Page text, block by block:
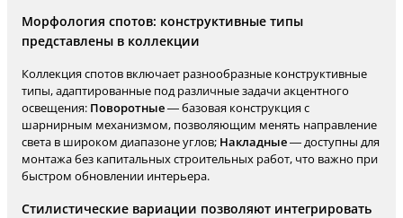
Морфология спотов: конструктивные типы
представлены в коллекции
Коллекция спотов включает разнообразные конструктивные
типы, адаптированные под различные задачи акцентного
освещения: Поворотные— базовая конструкция с
шарнирным механизмом, позволяющим менять направление
света в широком диапазоне углов; Накладные— доступны для
монтажа без капитальных строительных работ, что важно при
быстром обновлении интерьера.
Стилистические вариации позволяют интегрировать